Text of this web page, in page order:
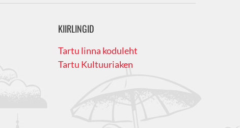
KIIRLINGID
Tartu linna koduleht
Tartu Kultuuriaken